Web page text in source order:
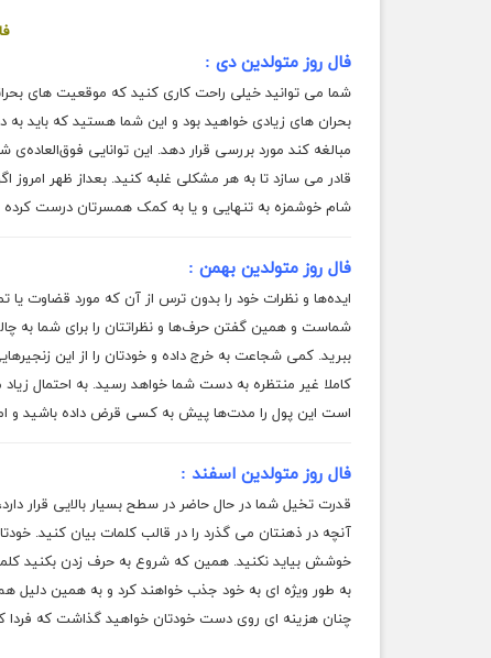
فال روز متولدین دی :
شما می توانید خیلی راحت کاری کنید که موقعیت های
بحران های زیادی خواهید بود و این شما هستید که باید
مبالغه کند مورد بررسی قرار دهد. این توانایی
قادر می سازد تا به هر مشکلی غلبه کنید. بعداز ظهر امروز
شام خوشمزه به تنهایی و یا به کمک همسرتان درست کرده و
فال روز متولدین بهمن :
ایده‌ها و نظرات خود را بدون ترس از آن که مورد قضاوت
شماست و همین گفتن حرف‌ها و نظراتتان را برای شما به
ببرید. کمی شجاعت به خرج داده و خودتان را از این
کاملا غیر منتظره به دست شما خواهد رسید. به احتمال
است این پول را مدت‌ها پیش به کسی قرض داده باشید و
فال روز متولدین اسفند :
قدرت تخیل شما در حال حاضر در سطح بسیار بالایی قرار
آنچه در ذهنتان می گذرد را در قالب کلمات بیان کنید.
خوشش بیاید نکنید. همین که شروع به حرف زدن بکنید
به طور ویژه ای به خود جذب خواهند کرد و به همین دلیل هم
چنان هزینه ای روی دست خودتان خواهید گذاشت که